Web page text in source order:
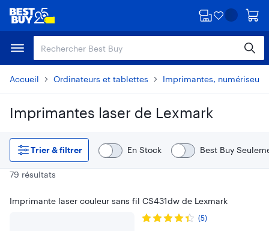
Passer
contenu
principal
Passer
pied
Accueil Ordinateurs et tablettes Imprimantes,
Imprimantes laser de Lexmark
Passer aux résultats
Trier & filtrer
En Stock Best Buy
79 résultats
Imprimante laser couleur sans fil CS431dw de Lexmark
(5)